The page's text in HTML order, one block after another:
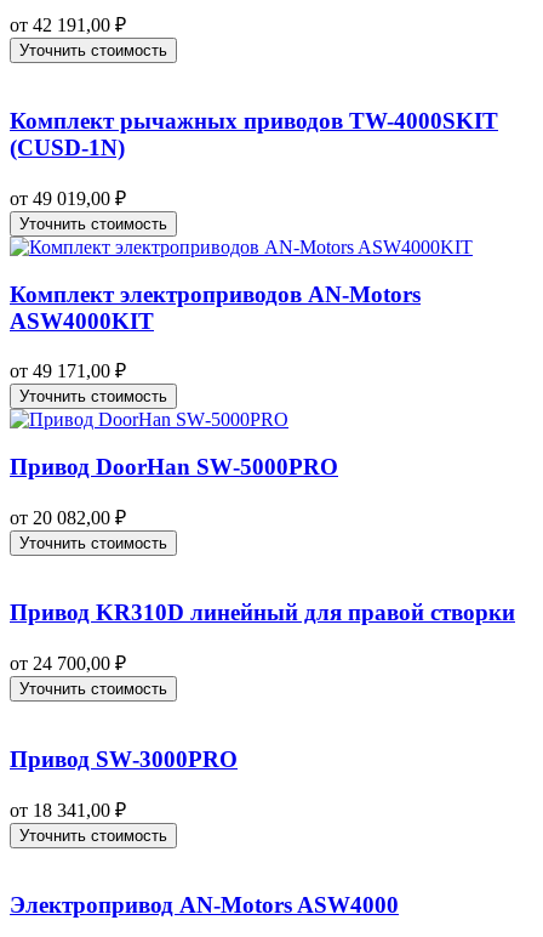
от 42 191,00 ₽
Уточнить стоимость
Комплект рычажных приводов TW-4000SKIT
(CUSD-1N)
от 49 019,00 ₽
Уточнить стоимость
Комплект электроприводов AN-Motors
ASW4000KIT
от 49 171,00 ₽
Уточнить стоимость
Привод DoorHan SW‑5000PRO
от 20 082,00 ₽
Уточнить стоимость
Привод KR310D линейный для правой створки
от 24 700,00 ₽
Уточнить стоимость
Привод SW‑3000PRO
от 18 341,00 ₽
Уточнить стоимость
Электропривод AN-Motors ASW4000